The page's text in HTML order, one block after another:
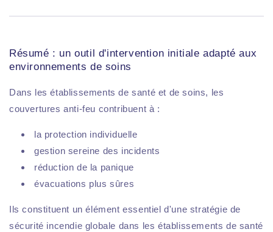
Résumé : un outil d'intervention initiale adapté aux
environnements de soins
Dans les établissements de santé et de soins, les
couvertures anti-feu contribuent à :
la protection individuelle
gestion sereine des incidents
réduction de la panique
évacuations plus sûres
Ils constituent un élément essentiel d'une stratégie de
sécurité incendie globale dans les établissements de santé